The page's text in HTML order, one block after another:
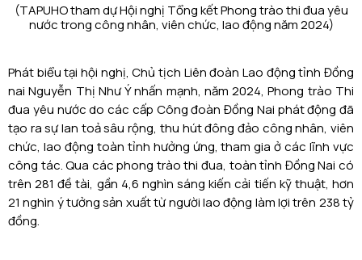
(TAPUHO tham dự Hội nghị Tổng kết Phong trào thi đua yêu
nước trong công nhân, viên chức, lao động năm 2024)
Phát biểu tại hội nghị, Chủ tịch Liên đoàn Lao động tỉnh Đồng
nai Nguyễn Thị Như Ý nhấn mạnh, năm 2024, Phong trào Thi
đua yêu nước do các cấp Công đoàn Đồng Nai phát động đã
tạo ra sự lan toả sâu rộng, thu hút đông đảo công nhân, viên
chức, lao động toàn tỉnh hưởng ứng, tham gia ở các lĩnh vực
công tác. Qua các phong trào thi đua, toàn tỉnh Đồng Nai có
trên 281 đề tài, gần 4,6 nghìn sáng kiến cải tiến kỹ thuật, hơn
21 nghìn ý tưởng sản xuất từ người lao động làm lợi trên 238 tỷ
đồng.